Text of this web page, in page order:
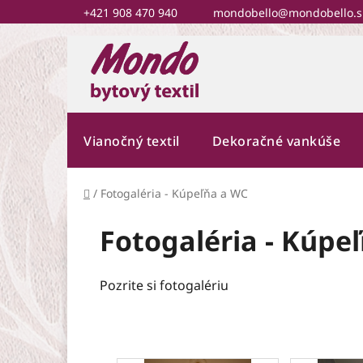
na
obsah
+421 908 470 940
Vianočný textil Dekoračné vankúše
Domov
/ Fotogaléria - Kúpeľňa a WC
Fotogaléria -
Pozrite si fotogalériu